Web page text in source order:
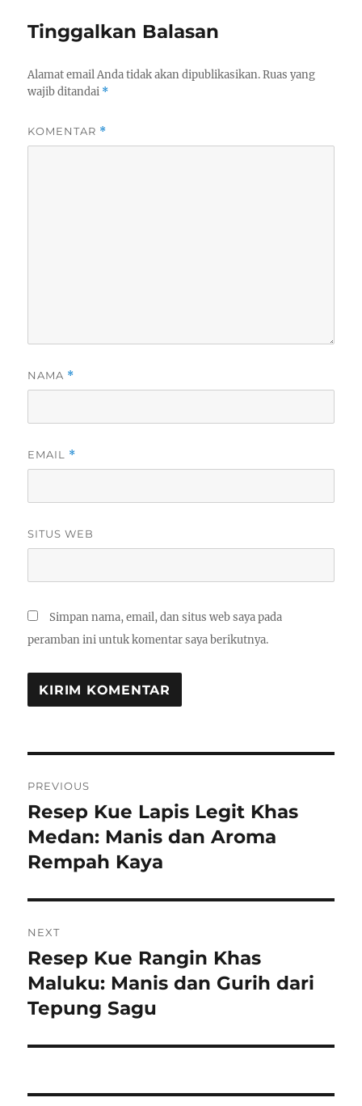
Tinggalkan Balasan
Alamat email Anda tidak akan dipublikasikan. Ruas yang
wajib ditandai *
KOMENTAR *
NAMA *
EMAIL *
SITUS WEB
Simpan nama, email, dan situs web saya pada
peramban ini untuk komentar saya berikutnya.
pos
PREVIOUS
Previous
post:
Resep Kue Lapis Legit Khas
Medan: Manis dan Aroma
Rempah Kaya
NEXT
Next
post:
Resep Kue Rangin Khas
Maluku: Manis dan Gurih dari
Tepung Sagu